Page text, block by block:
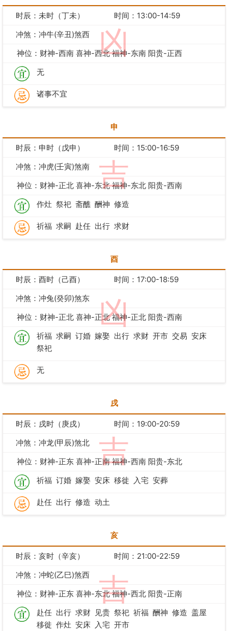
凶
时辰：未时（丁未）
时间：13:00-14:59
冲煞：冲牛(辛丑)煞西
神位：财神-西南 喜神-西北 福神-东南 阳贵-正西
无
诸事不宜
申
吉
时辰：申时（戊申）
时间：15:00-16:59
冲煞：冲虎(壬寅)煞南
神位：财神-正北 喜神-东北 福神-东北 阳贵-西南
作灶 祭祀 斋醮 酬神 修造
祈福 求嗣 赴任 出行 求财
酉
凶
时辰：酉时（己酉）
时间：17:00-18:59
冲煞：冲兔(癸卯)煞东
神位：财神-正北 喜神-正北 福神-正北 阳贵-西南
祈福 求嗣 订婚 嫁娶 出行 求财 开市 交易 安床
祭祀
无
戌
吉
时辰：戌时（庚戌）
时间：19:00-20:59
冲煞：冲龙(甲辰)煞北
神位：财神-正东 喜神-正南 福神-西南 阳贵-东北
祈福 订婚 嫁娶 安床 移徙 入宅 安葬
赴任 出行 修造 动土
亥
吉
时辰：亥时（辛亥）
时间：21:00-22:59
冲煞：冲蛇(乙巳)煞西
神位：财神-正东 喜神-东北 福神-西北 阳贵-正南
赴任 出行 求财 见贵 祭祀 祈福 酬神 修造 盖屋
移徙 作灶 安床 入宅 开市